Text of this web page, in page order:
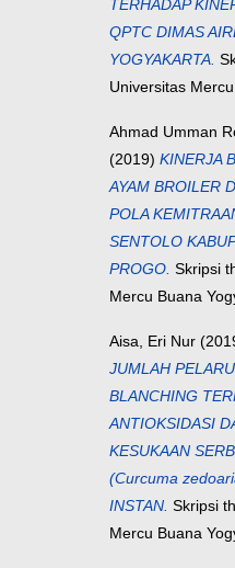
TERHADAP
QPTC DIMAS
YOGYAKARTA.
Universitas
Ahmad Umman
(2019) KINERJA
AYAM BROILER
POLA
SENTOLO
PROGO. Skripsi
Mercu Buana
Aisa, Eri Nur
JUMLAH
BLANCHING
ANTIOKSIDASI
KESUKAAN
(Curcuma
INSTAN. Skripsi
Mercu Buana